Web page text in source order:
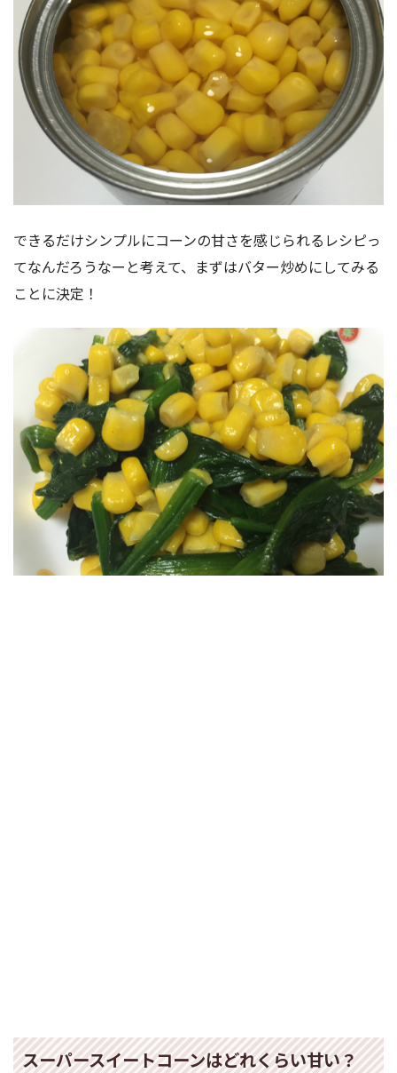
できるだけシンプルにコーンの甘さを感じられるレシピっ
てなんだろうなーと考えて、まずはバター炒めにしてみる
ことに決定！
スーパースイートコーンはどれくらい甘い？